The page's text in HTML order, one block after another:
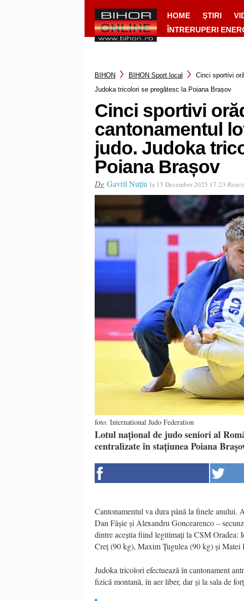
HOME ŞTIRI
ÎNTRERUPERI
BIHON BIHON Sport local
Cinci sportivi
Judoka tricolori se pregătesc la Poiana Brașov
Cinci sportivi
cantonamentul
judo. Judoka
Poiana Brașov
De Gavril Nuțiu la 15 December 2025 17:23
foto: International Judo Federation
Lotul național de judo seniori al
centralizate în stațiunea Poiana
Cantonamentul va dura până la finele
Dan Fâșie și Alexandru Goncearenco –
dintre aceștia fiind legitimați la CSM
Creț (90 kg), Maxim Țugulea (90 kg) și Matei
Judoka tricolori efectuează în cantonament
fizică montană, în aer liber, dar și la sala de